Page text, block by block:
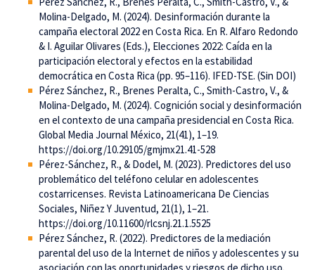
Molina-Delgado, M. (2024). Desinformación durante la
campaña electoral 2022 en Costa Rica. En R. Alfaro Redondo
& I. Aguilar Olivares (Eds.), Elecciones 2022: Caída en la
participación electoral y efectos en la estabilidad
democrática en Costa Rica (pp. 95–116). IFED-TSE. (Sin DOI)
Pérez Sánchez, R., Brenes Peralta, C., Smith-Castro, V., &
Molina-Delgado, M. (2024). Cognición social y desinformación
en el contexto de una campaña presidencial en Costa Rica.
Global Media Journal México, 21(41), 1–19.
https://doi.org/10.29105/gmjmx21.41-528
Pérez-Sánchez, R., & Dodel, M. (2023). Predictores del uso
problemático del teléfono celular en adolescentes
costarricenses. Revista Latinoamericana De Ciencias
Sociales, Niñez Y Juventud, 21(1), 1–21.
https://doi.org/10.11600/rlcsnj.21.1.5525
Pérez Sánchez, R. (2022). Predictores de la mediación
parental del uso de la Internet de niños y adolescentes y su
asociación con las oportunidades y riesgos de dicho uso.